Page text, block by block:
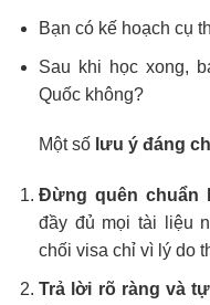
Bạn có kế hoạch cụ
Sau khi học xong,
Quốc không?
Một số lưu ý đáng
Đừng quên chuẩn
đầy đủ mọi tài liệu
chối visa chỉ vì lý do
Trả lời rõ ràng và